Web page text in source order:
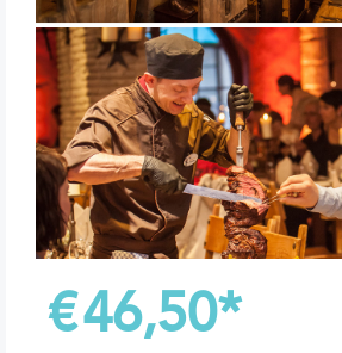
€46,50*